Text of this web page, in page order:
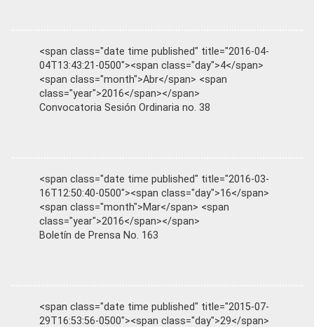
<span class="date time published" title="2016-04-
04T13:43:21-0500"><span class="day">4</span>
<span class="month">Abr</span> <span
class="year">2016</span></span>
Convocatoria Sesión Ordinaria no. 38
<span class="date time published" title="2016-03-
16T12:50:40-0500"><span class="day">16</span>
<span class="month">Mar</span> <span
class="year">2016</span></span>
Boletín de Prensa No. 163
<span class="date time published" title="2015-07-
29T16:53:56-0500"><span class="day">29</span>